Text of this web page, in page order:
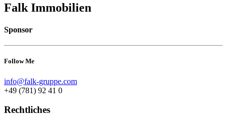
Falk Immobilien
Sponsor
Follow Me
info@falk-gruppe.com
+49 (781) 92 41 0
Rechtliches